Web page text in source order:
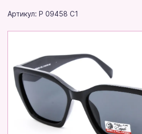
Артикул: P 09458 C1